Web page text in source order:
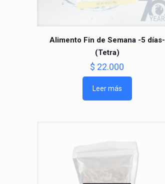
Alimento Fin de Semana -5 días-
(Tetra)
$ 22.000
Leer más